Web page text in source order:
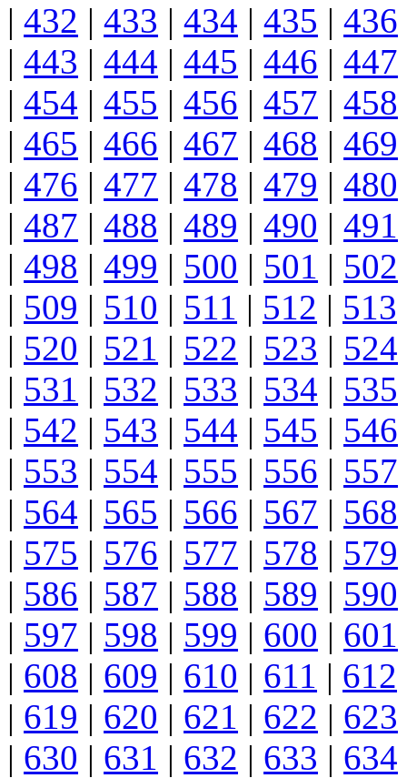
| 432 | 433 | 434 | 435 | 436
| 443 | 444 | 445 | 446 | 447
| 454 | 455 | 456 | 457 | 458
| 465 | 466 | 467 | 468 | 469
| 476 | 477 | 478 | 479 | 480
| 487 | 488 | 489 | 490 | 491
| 498 | 499 | 500 | 501 | 502
| 509 | 510 | 511 | 512 | 513
| 520 | 521 | 522 | 523 | 524
| 531 | 532 | 533 | 534 | 535
| 542 | 543 | 544 | 545 | 546
| 553 | 554 | 555 | 556 | 557
| 564 | 565 | 566 | 567 | 568
| 575 | 576 | 577 | 578 | 579
| 586 | 587 | 588 | 589 | 590
| 597 | 598 | 599 | 600 | 601
| 608 | 609 | 610 | 611 | 612
| 619 | 620 | 621 | 622 | 623
| 630 | 631 | 632 | 633 | 634